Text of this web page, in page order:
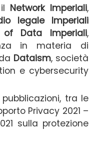
Network Imperiali,
legale Imperiali
of Data Imperiali,
in materia di
Dataism, società
e cybersecurity
tra le
Privacy 2021 –
sulla protezione